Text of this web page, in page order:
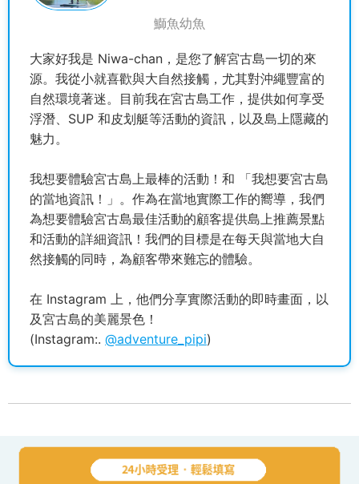
鰤魚幼魚
大家好我是 Niwa-chan，是您了解宮古島一切的來
源。我從小就喜歡與大自然接觸，尤其對沖繩豐富的
自然環境著迷。目前我在宮古島工作，提供如何享受
浮潛、SUP 和皮划艇等活動的資訊，以及島上隱藏的
魅力。
我想要體驗宮古島上最棒的活動！和 「我想要宮古島
的當地資訊！」。作為在當地實際工作的嚮導，我們
為想要體驗宮古島最佳活動的顧客提供島上推薦景點
和活動的詳細資訊！我們的目標是在每天與當地大自
然接觸的同時，為顧客帶來難忘的體驗。
在 Instagram 上，他們分享實際活動的即時畫面，以
及宮古島的美麗景色！
(Instagram:. @adventure_pipi)